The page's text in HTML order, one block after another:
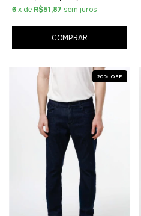
6x de R$51,87 sem juros
COMPRAR
20 % OFF